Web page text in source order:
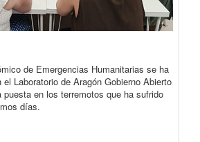
de Emergencias Humanitarias se ha
el Laboratorio de Aragón Gobierno Abierto
en los terremotos que ha sufrido
días.